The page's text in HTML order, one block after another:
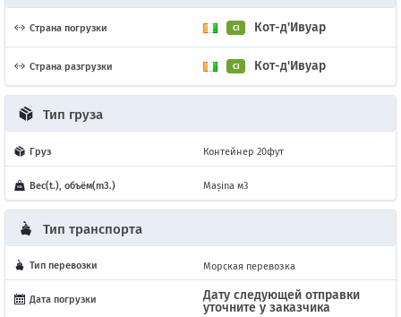
Страна погрузки CI Кот-д'Ивуар
Страна разгрузки CI Кот-д'Ивуар
Тип груза
Груз Контейнер 20фут
Вес(t.), объём(m3.) Mașina м3
Тип транспорта
Тип перевозки Морская перевозка
Дата погрузки
Дату следующей отправки
уточните у заказчика